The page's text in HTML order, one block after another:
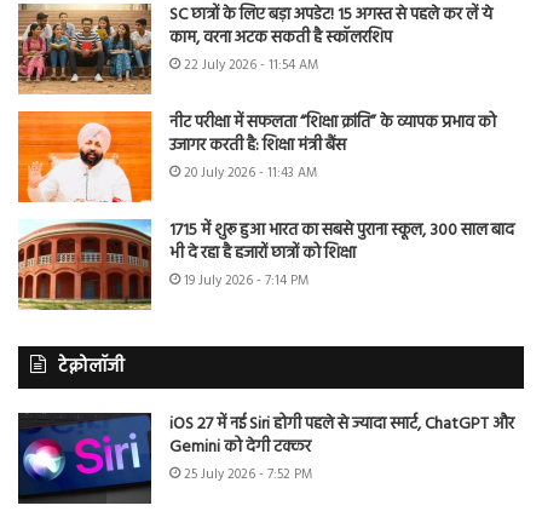
SC छात्रों के लिए बड़ा अपडेट! 15 अगस्त से पहले कर लें ये
काम, वरना अटक सकती है स्कॉलरशिप
22 July 2026 - 11:54 AM
नीट परीक्षा में सफलता “शिक्षा क्रांति” के व्यापक प्रभाव को
उजागर करती है: शिक्षा मंत्री बैंस
20 July 2026 - 11:43 AM
1715 में शुरू हुआ भारत का सबसे पुराना स्कूल, 300 साल बाद
भी दे रहा है हजारों छात्रों को शिक्षा
19 July 2026 - 7:14 PM
टेक्नोलॉजी
iOS 27 में नई Siri होगी पहले से ज्यादा स्मार्ट, ChatGPT और
Gemini को देगी टक्कर
25 July 2026 - 7:52 PM